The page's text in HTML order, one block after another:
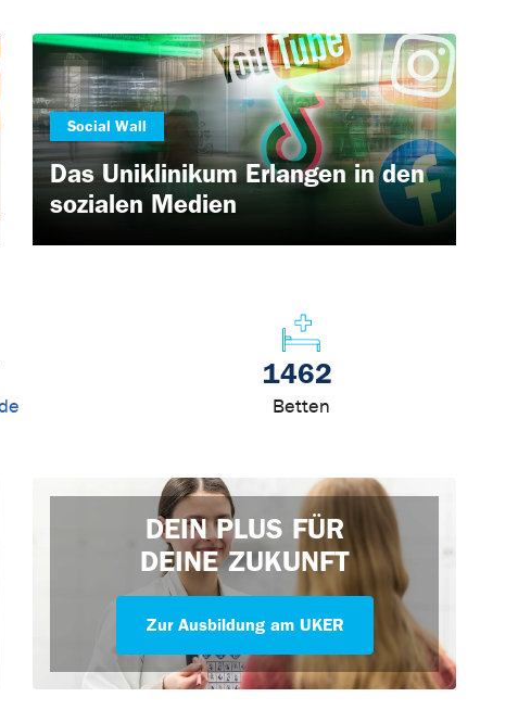
Social Wall
Das Uniklinikum Erlangen in den
sozialen Medien
1462
Betten
DEIN PLUS FÜR
DEINE ZUKUNFT
Zur Ausbildung am UKER